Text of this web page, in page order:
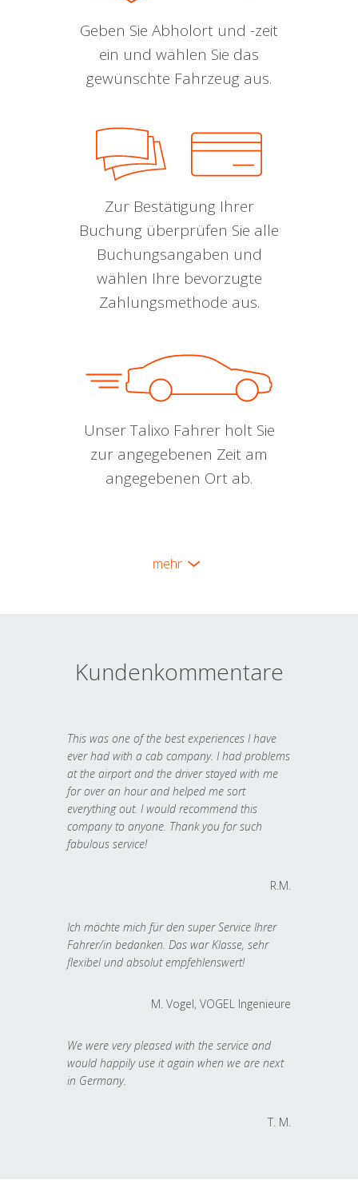
Geben Sie Abholort und -zeit
ein und wählen Sie das
gewünschte Fahrzeug aus.
Zur Bestätigung Ihrer
Buchung überprüfen Sie alle
Buchungsangaben und
wählen Ihre bevorzugte
Zahlungsmethode aus.
Unser Talixo Fahrer holt Sie
zur angegebenen Zeit am
angegebenen Ort ab.
mehr
Kundenkommentare
This was one of the best experiences I have
ever had with a cab company. I had problems
at the airport and the driver stayed with me
for over an hour and helped me sort
everything out. I would recommend this
company to anyone. Thank you for such
fabulous service!
R.M.
Ich möchte mich für den super Service Ihrer
Fahrer/in bedanken. Das war Klasse, sehr
flexibel und absolut empfehlenswert!
M. Vogel, VOGEL Ingenieure
We were very pleased with the service and
would happily use it again when we are next
in Germany.
T. M.